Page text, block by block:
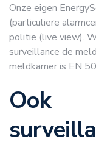
Onze eigen
(particuliere
politie (live view).
surveillance de
meldkamer is EN
Ook